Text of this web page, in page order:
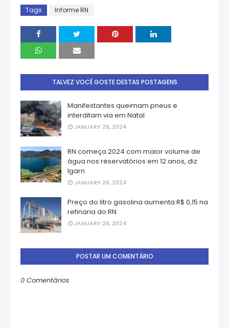
Tags Informe RN
TALVEZ VOCÊ GOSTE DESTAS POSTAGENS
Manifestantes queimam pneus e
interditam via em Natal
JANUARY 26, 2024
RN começa 2024 com maior volume de
água nos reservatórios em 12 anos, diz
Igarn
JANUARY 26, 2024
Preço do litro gasolina aumenta R$ 0,15 na
refinaria do RN
JANUARY 26, 2024
POSTAR UM COMENTÁRIO
0 Comentários